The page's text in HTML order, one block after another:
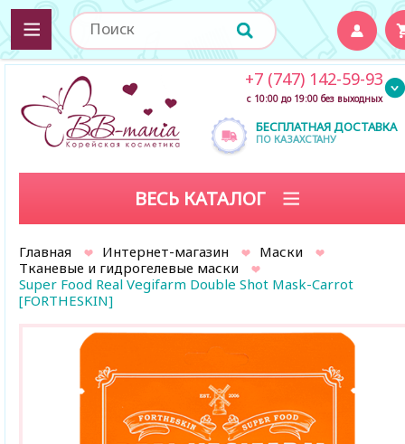
БЕСПЛАТНАЯ ДОСТАВКА
ПО КАЗАХСТАНУ
+7 (747) 142-59-93
с 10:00 до 19:00 без выходных
ВЕСЬ КАТАЛОГ
Главная Интернет-магазин
Маски
Тканевые и гидрогелевые маски
Super Food Real Vegifarm Double Shot Mask-Carrot
[FORTHESKIN]